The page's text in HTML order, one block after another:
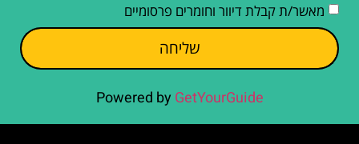
מאשר/ת קבלת דיוור וחומרים פרסומיים
שליחה
Powered by GetYourGuide